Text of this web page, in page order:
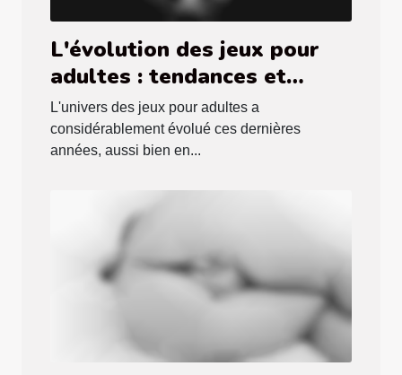
L'évolution des jeux pour
adultes : tendances et
sécurité en ligne
L'univers des jeux pour adultes a
considérablement évolué ces dernières
années, aussi bien en...